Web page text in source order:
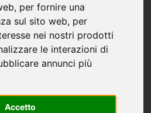
, per fornire una
sul sito web, per
nei nostri prodotti
le interazioni di
annunci più
Accetto